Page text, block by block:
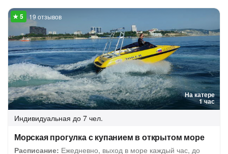
На катере
1 час
19 отзывов
Индивидуальная до 7 чел.
Морская прогулка с купанием в открытом море
Расписание: Ежедневно, выход в море каждый час, до